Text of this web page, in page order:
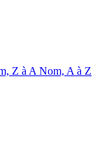
Z à ANom, A à Z